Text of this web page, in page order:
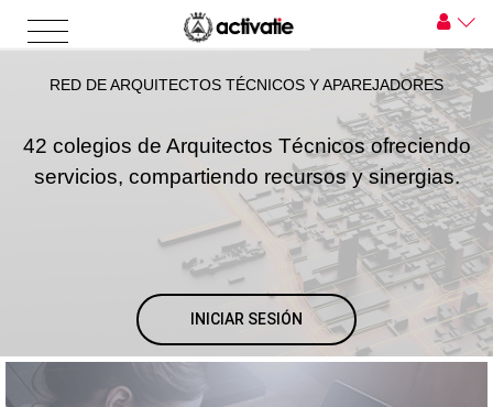
RED DE ARQUITECTOS TÉCNICOS Y APAREJADORES
42 colegios de Arquitectos Técnicos ofreciendo
servicios, compartiendo recursos y sinergias.
INICIAR SESIÓN